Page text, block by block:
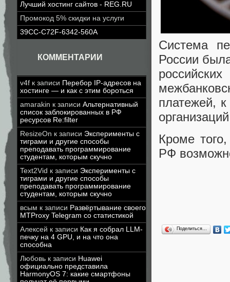
Лучший хостинг сайтов - REG.RU
Промокод 5% скидки на услуги
39CC-C72F-6342-560A
КОММЕНТАРИИ
v4f к записи Перебор IP-адресов на
хостинге — и как с этим бороться
amarakin к записи Альтернативный
список заблокированных в РФ
ресурсов Re:filter
ResizeOn к записи Эксперименты с
тиграми и другие способы
преподавать программирование
студентам, которым скучно
Text2Vid к записи Эксперименты с
тиграми и другие способы
преподавать программирование
студентам, которым скучно
всым к записи Развёртывание своего
MTProxy Telegram со статистикой
Алексей к записи Как я собрал LLM-
печку на 4 GPU, и на что она
способна
Любовь к записи Huawei
официально представила
HarmonyOS 7: какие смартфоны
Система
России
платежей,
Кроме
РФ
Поделиться…